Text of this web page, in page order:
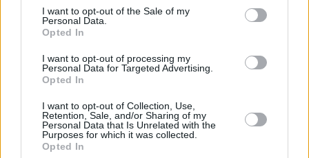
I want to opt-out of the Sale of my
Personal Data.
Opted In
I want to opt-out of processing my
Personal Data for Targeted Advertising.
Opted In
I want to opt-out of Collection, Use,
Retention, Sale, and/or Sharing of my
Personal Data that Is Unrelated with the
Purposes for which it was collected.
Opted In
Tras aquella etapa recaló en la SD Portmany
durante el curso 2023/24 y más tarde regresó a la
Penya Independent. En esa segunda experiencia
convirtiéndose en una de las principales referencias
ofensivas del equipo.